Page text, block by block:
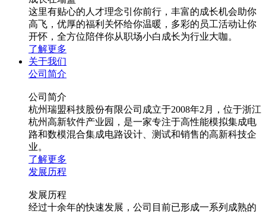
这里有贴心的人才理念引你前行，丰富的成长机会助你
高飞，优厚的福利关怀给你温暖，多彩的员工活动让你
开怀，全方位陪伴你从职场小白成长为行业大咖。
了解更多
关于我们
公司简介
公司简介
杭州瑞盟科技股份有限公司成立于2008年2月，位于浙江
杭州高新软件产业园，是一家专注于高性能模拟集成电
路和数模混合集成电路设计、测试和销售的高新科技企
业。
了解更多
发展历程
发展历程
经过十余年的快速发展，公司目前已形成一系列成熟的